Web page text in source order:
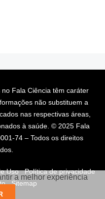
a melhor experiência
Fala Ciência têm caráter
não substituem a
nas respectivas áreas,
à saúde. © 2025 Fala
74 – Todos os direitos
Uso
Política de privacidade
Sitemap